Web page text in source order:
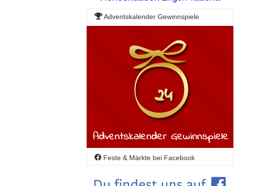
Adventskalender Gewinnspiele
Feste & Märkte bei Facebook